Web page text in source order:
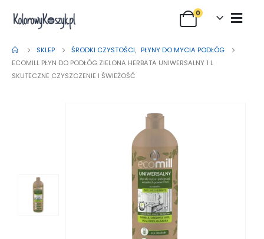
0
SKLEP ŚRODKI CZYSTOŚCI, PŁYNY DO MYCIA PODŁÓG
ECOMILL PŁYN DO PODŁÓG ZIELONA HERBATA UNIWERSALNY 1 L
SKUTECZNE CZYSZCZENIE I ŚWIEŻOŚĆ